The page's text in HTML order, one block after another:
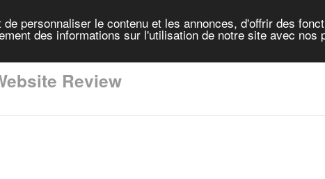
personnaliser le contenu et les annonces, d'offrir des
des informations sur l'utilisation de notre site avec
Review